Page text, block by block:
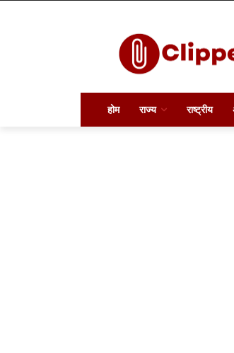
होम राज्य राष्ट्रीय